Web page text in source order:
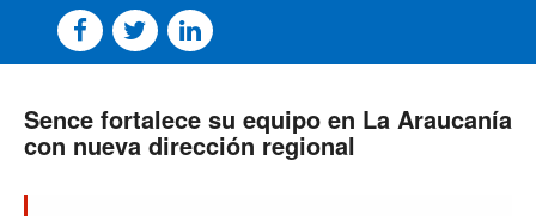
Sence fortalece su equipo en La Araucanía
con nueva dirección regional